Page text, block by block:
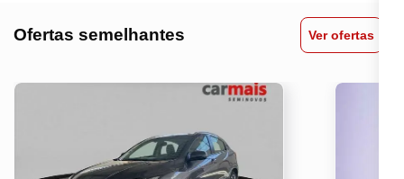
Ofertas semelhantes Ver ofertas